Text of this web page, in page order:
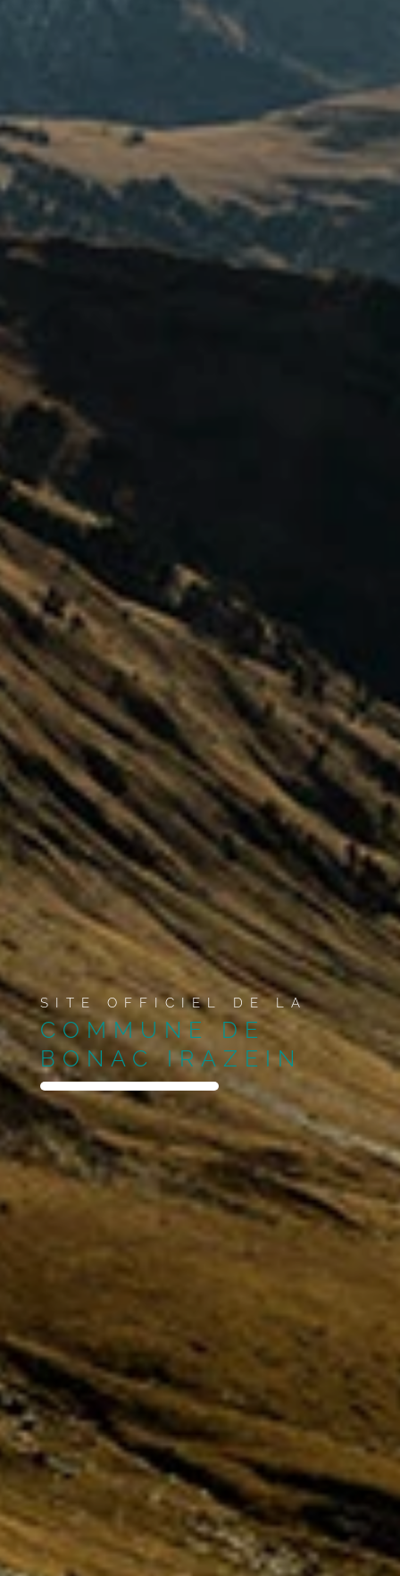
SITE OFFICIEL DE LA
COMMUNE DE
BONAC IRAZEIN